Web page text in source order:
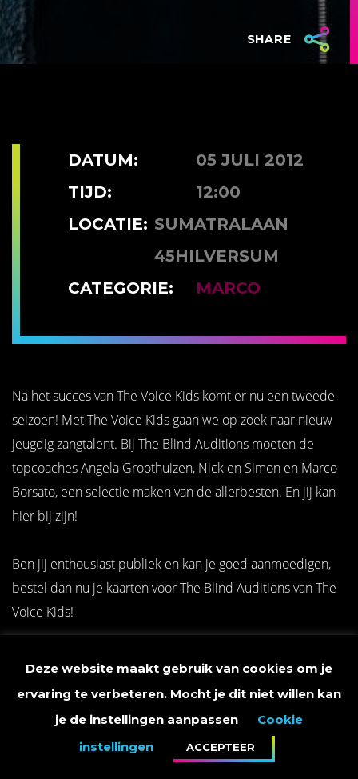
SHARE
DATUM:
05 JULI 2012
TIJD:
12:00
LOCATIE: SUMATRALAAN
45HILVERSUM
CATEGORIE:
MARCO
Na het succes van The Voice Kids komt er nu een tweede
seizoen! Met The Voice Kids gaan we op zoek naar nieuw
jeugdig zangtalent. Bij The Blind Auditions moeten de
topcoaches Angela Groothuizen, Nick en Simon en Marco
Borsato, een selectie maken van de allerbesten. En jij kan
hier bij zijn!
Ben jij enthousiast publiek en kan je goed aanmoedigen,
bestel dan nu je kaarten voor The Blind Auditions van The
Voice Kids!
Donderdag 5 juli
Aanwezig: 13.00 uur
Deuren dicht: 14.00 uur
Deze website maakt gebruik van cookies om je
ervaring te verbeteren. Mocht je dit niet willen kan
je de instellingen aanpassen
Cookie
instellingen
ACCEPTEER